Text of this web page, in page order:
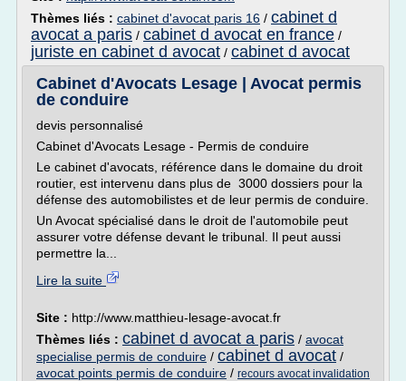
Thèmes liés : cabinet d'avocat paris 16 / cabinet d
avocat a paris / cabinet d avocat en france /
juriste en cabinet d avocat / cabinet d avocat
Cabinet d'Avocats Lesage | Avocat permis
de conduire
devis personnalisé
Cabinet d'Avocats Lesage - Permis de conduire
Le cabinet d'avocats, référence dans le domaine du droit
routier, est intervenu dans plus de 3000 dossiers pour la
défense des automobilistes et de leur permis de conduire.
Un Avocat spécialisé dans le droit de l'automobile peut
assurer votre défense devant le tribunal. Il peut aussi
permettre la...
Lire la suite
Site : http://www.matthieu-lesage-avocat.fr
Thèmes liés : cabinet d avocat a paris / avocat
specialise permis de conduire / cabinet d avocat /
avocat points permis de conduire / recours avocat invalidation